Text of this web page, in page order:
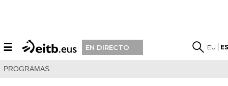
☰ EN DIRECTO EU
PROGRAMAS